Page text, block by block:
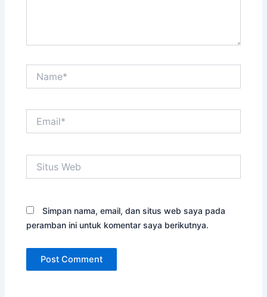
Web
Simpan nama, email, dan situs web saya pada
peramban ini untuk komentar saya berikutnya.